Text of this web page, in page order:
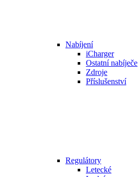
Nabíjení
iCharger
Ostatní nabíječe
Zdroje
Příslušenství
Regulátory
Letecké